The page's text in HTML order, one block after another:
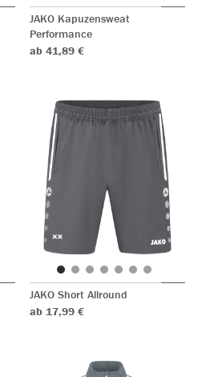
JAKO Kapuzensweat
Performance
ab 41,89 €
JAKO Short Allround
ab 17,99 €